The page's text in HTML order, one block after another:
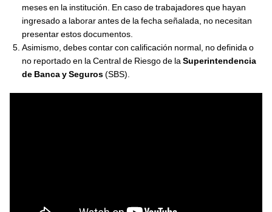
meses en la institución. En caso de trabajadores que hayan
ingresado a laborar antes de la fecha señalada, no necesitan
presentar estos documentos.
Asimismo, debes contar con calificación normal, no definida o
no reportado en la Central de Riesgo de laSuperintendencia
de Banca y Seguros(SBS).